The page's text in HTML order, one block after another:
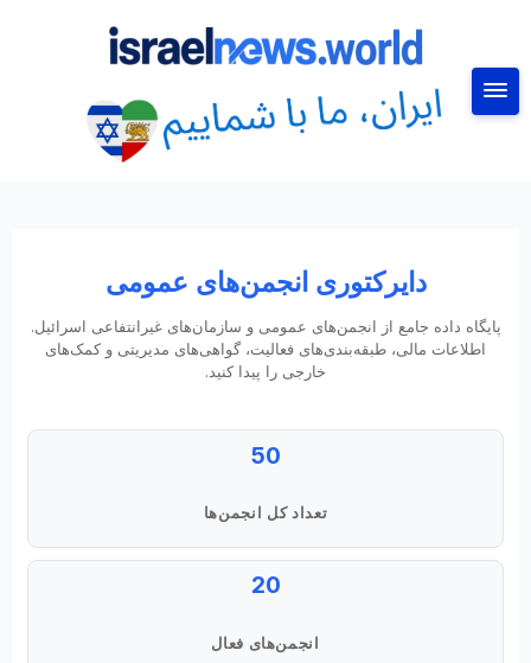
دایرکتوری انجمن‌های عمومی
پایگاه داده جامع از انجمن‌های عمومی و سازمان‌های غیرانتفاعی اسرائیل.
اطلاعات مالی، طبقه‌بندی‌های فعالیت، گواهی‌های مدیریتی و کمک‌های
خارجی را پیدا کنید.
50
تعداد کل انجمن‌ها
20
انجمن‌های فعال